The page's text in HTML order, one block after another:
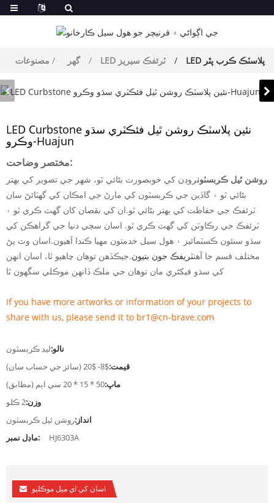
گهر مصنوعات LED ٽرئفڪ سيريز LED پلاسٽڪ ڪرب پٿر
LED Curbstone نئين پلاسٽڪ روشن ٿيل فئڪٽري سڌو
وڪرو-Huajun
مختصر وضاحت:
روشن ٿيل ڪربسٽونروڊن کي خوبصورت بڻائي ٿو، شهر جي تصوير کي بهتر
بڻائي ٿو ۽ گاڏين جي ڪربسٽون کي مارڻ جي امڪان کي گهٽائڻ سان
ٽرئفڪ جي حفاظت کي بهتر بڻائي ٿو.ان کي نقصان کان گھٽ ڪري ٿو ۽
ٽرئفڪ جي رڪاوٽن کي گھٽ ڪري ٿو. اسان سڄي دنيا جي گراهڪن کي
سڌو سنئون ڪسٽمائيز ۽ هول سيل خدمتون مهيا ڪندا آهيون.اسان وٽ پڻ
مختلف قسم جا آهنٽريفڪ جون بتيون.جيڪڏھن توھان چاھيو ٿا، اسان انھن
کي سڌو فیکٹري مان توھان جي ملڪ ڏانھن موڪلي سگھون ٿا
If you have more artworks or information of your projects to
share with us, please send it to br1@cn-brave.com
نالو:ليڊ ڪربسٽون
قيمت:$8- $20 (سائز جي حساب سان)
ماپ:50 * 15 * 20 سي ايم (مطابق)
وزن:2 ڪلو
انداز:روشن ٿيل ڪربسٽون
ماڊل نمبر:
HJ6303A
اسان کي اي ميل موڪليو